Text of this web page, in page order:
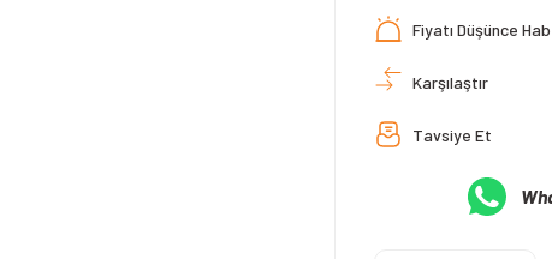
Fiyatı Düşünce
Karşılaştır
Tavsiye Et